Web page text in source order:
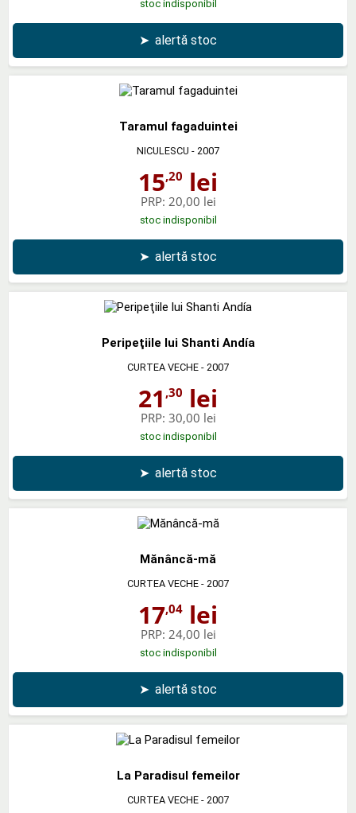
stoc indisponibil
➤ alertă stoc
Taramul fagaduintei
NICULESCU - 2007
15,20 lei
PRP: 20,00 lei
stoc indisponibil
➤ alertă stoc
Peripeţiile lui Shanti Andía
CURTEA VECHE - 2007
21 ,30 lei
PRP: 30,00 lei
stoc indisponibil
➤ alertă stoc
Mănâncă-mă
CURTEA VECHE - 2007
17,04 lei
PRP: 24,00 lei
stoc indisponibil
➤ alertă stoc
La Paradisul femeilor
CURTEA VECHE - 2007